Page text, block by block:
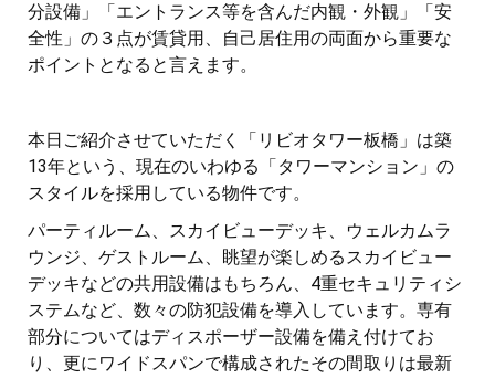
分設備」「エントランス等を含んだ内観・外観」「安
全性」の３点が賃貸用、自己居住用の両面から重要な
ポイントとなると言えます。
本日ご紹介させていただく「リビオタワー板橋」は築
13年という、現在のいわゆる「タワーマンション」の
スタイルを採用している物件です。
パーティルーム、スカイビューデッキ、ウェルカムラ
ウンジ、ゲストルーム、眺望が楽しめるスカイビュー
デッキなどの共用設備はもちろん、4重セキュリティシ
ステムなど、数々の防犯設備を導入しています。専有
部分についてはディスポーザー設備を備え付けてお
り、更にワイドスパンで構成されたその間取りは最新